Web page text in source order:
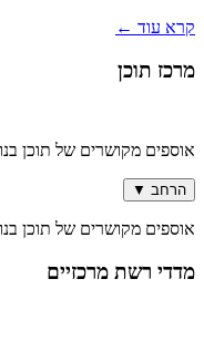
קרא עוד ←
מרכז תוכן
אוספים מקושרים של תוכן
הרחב ▼
אוספים מקושרים של תוכן
מדדי רשת מרכזיים